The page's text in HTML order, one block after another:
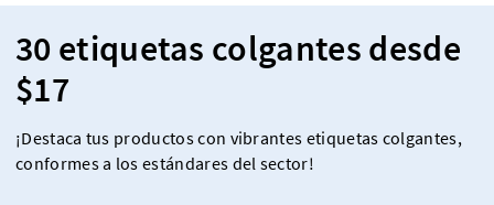
30 etiquetas colgantes desde
$17
¡Destaca tus productos con vibrantes etiquetas colgantes,
conformes a los estándares del sector!